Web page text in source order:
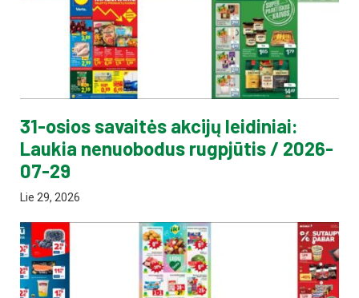
31-osios savaitės akcijų leidiniai:
Laukia nenuobodus rugpjūtis / 2026-
07-29
Lie 29, 2026